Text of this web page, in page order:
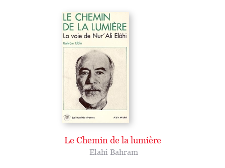
Le Chemin de la lumière
Elahi Bahram